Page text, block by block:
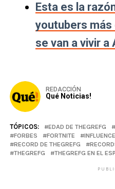
Esta es la
youtubers más
se van a vivir a
REDACCIÓN
Qué Noticias!
TÓPICOS: EDAD DE THEGREFG
FORBES
FORTNITE
RECORD DE THEGREFG
THEGREFG
THEGREFG EN EL